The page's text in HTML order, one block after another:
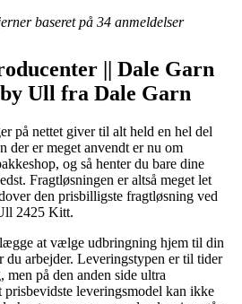
baseret på 34 anmeldelser
|| Dale Garn
Ull fra Dale Garn
på nettet giver til alt held en hel del
der er meget anvendt er nu om
og så henter du bare dine
Fragtløsningen er altså meget let
den prisbilligste fragtløsning ved
2425 Kitt.
at vælge udbringning hjem til din
du arbejder. Leveringstypen er til tider
men på den anden side ultra
leveringsmodel kan ikke